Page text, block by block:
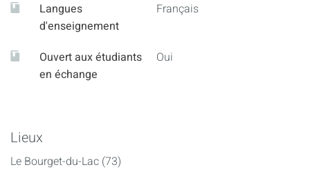
Langues
d'enseignement
Français
Ouvert aux étudiants
en échange
Oui
Lieux
Le Bourget-du-Lac (73)